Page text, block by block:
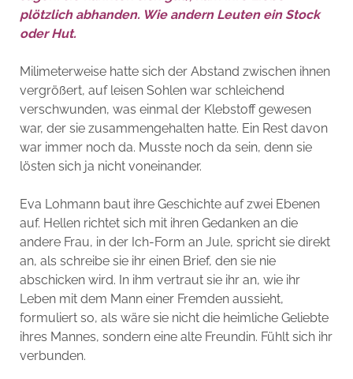
plötzlich abhanden. Wie andern Leuten ein Stock
oder Hut.
Milimeterweise hatte sich der Abstand zwischen ihnen
vergrößert, auf leisen Sohlen war schleichend
verschwunden, was einmal der Klebstoff gewesen
war, der sie zusammengehalten hatte. Ein Rest davon
war immer noch da. Musste noch da sein, denn sie
lösten sich ja nicht voneinander.
Eva Lohmann baut ihre Geschichte auf zwei Ebenen
auf. Hellen richtet sich mit ihren Gedanken an die
andere Frau, in der Ich-Form an Jule, spricht sie direkt
an, als schreibe sie ihr einen Brief, den sie nie
abschicken wird. In ihm vertraut sie ihr an, wie ihr
Leben mit dem Mann einer Fremden aussieht,
formuliert so, als wäre sie nicht die heimliche Geliebte
ihres Mannes, sondern eine alte Freundin. Fühlt sich ihr
verbunden.